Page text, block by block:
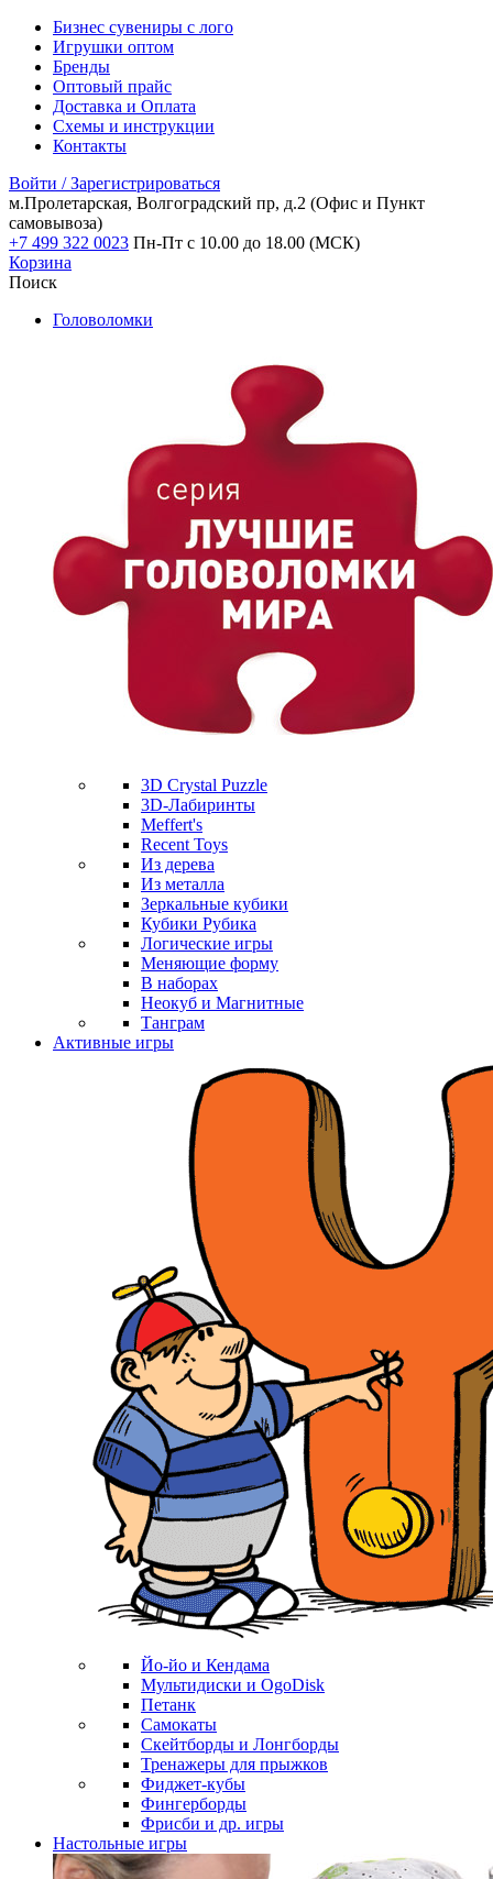
Бизнес сувениры с лого
Игрушки оптом
Бренды
Оптовый прайс
Доставка и Оплата
Схемы и инструкции
Контакты
Войти / Зарегистрироваться
м.Пролетарская, Волгоградский пр, д.2 (Офис и Пункт
самовывоза)
+7 499 322 0023 Пн-Пт с 10.00 до 18.00 (МСК)
Корзина
Поиск
Головоломки
3D Crystal Puzzle
3D-Лабиринты
Meffert's
Recent Toys
Из дерева
Из металла
Зеркальные кубики
Кубики Рубика
Логические игры
Меняющие форму
В наборах
Неокуб и Магнитные
Танграм
Активные игры
Йо-йо и Кендама
Мультидиски и OgoDisk
Петанк
Самокаты
Скейтборды и Лонгборды
Тренажеры для прыжков
Фиджет-кубы
Фингерборды
Фрисби и др. игры
Настольные игры